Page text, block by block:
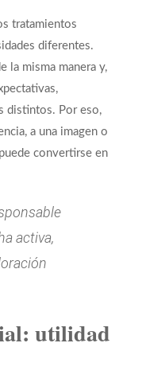
tratamientos
diferentes.
la misma manera y,
distintos. Por eso,
a una imagen o
convertirse en
activa,
utilidad